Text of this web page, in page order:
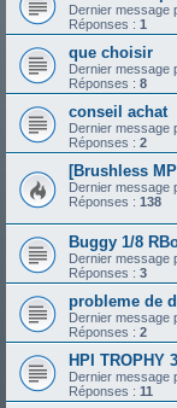
Dernier message
Réponses : 1
que choisir
Dernier message
Réponses : 8
conseil achat
Dernier message
Réponses : 2
[Brushless
Dernier message
Réponses : 138
Buggy 1/8
Dernier message
Réponses : 3
probleme de
Dernier message
Réponses : 2
HPI TROPHY
Dernier message
Réponses : 11